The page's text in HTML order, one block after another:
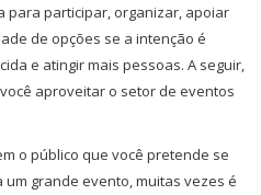
para participar, organizar, apoiar
de opções se a intenção é
e atingir mais pessoas. A seguir,
aproveitar o setor de eventos
o público que você pretende se
grande evento, muitas vezes é